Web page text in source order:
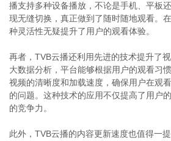
播支持多种设备播放，不论是手机、平板
现无缝切换，真正做到了随时随地观看。
种灵活性无疑提升了用户的观看体验。
再者，TVB云播还利用先进的技术提升了
大数据分析，平台能够根据用户的观看习
视频的清晰度和加载速度，确保用户在观
的问题。这种技术的应用不仅提高了用户
的竞争力。
此外，TVB云播的内容更新速度也值得一